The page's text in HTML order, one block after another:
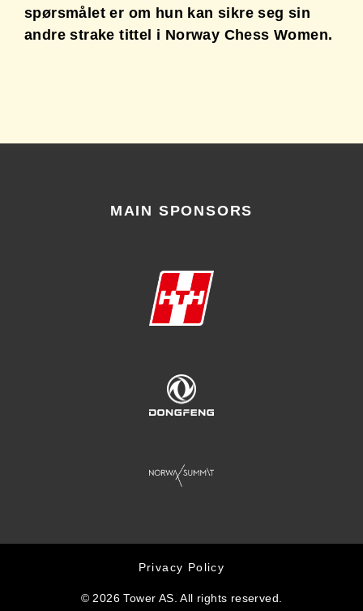
spørsmålet er om hun kan sikre seg sin
andre strake tittel i Norway Chess Women.
MAIN SPONSORS
Privacy Policy
© 2026 Tower AS. All rights reserved.